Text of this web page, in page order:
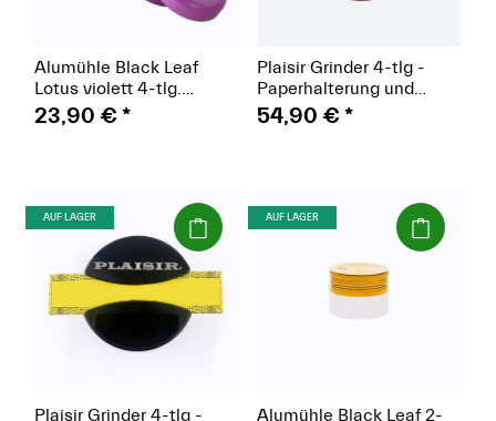
Alumühle Black Leaf
Lotus violett 4-tlg.
keramikbeschichtet
Ø55mm
23,90 € *
Plaisir Grinder 4-tlg -
Paperhalterung und
Mischschale, rot
54,90 € *
AUF LAGER (Paket)
Plaisir Grinder 4-tlg -
AUF LAGER (Paket)
Alumühle Black Leaf 2-